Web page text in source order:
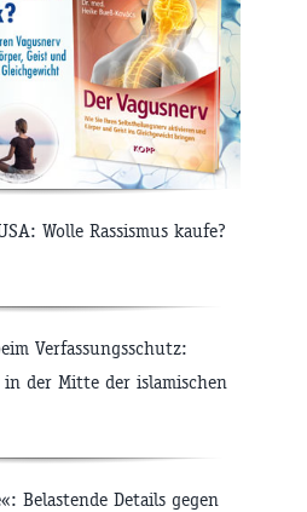
Wolle Rassismus kaufe?
Verfassungsschutz:
der Mitte der islamischen
Belastende Details gegen